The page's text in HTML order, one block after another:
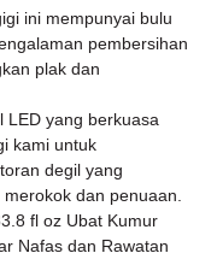
ini mempunyai bulu
pembersihan
plak dan
LED yang berkuasa
kami untuk
degil yang
dan penuaan.
fl oz Ubat Kumur
Nafas dan Rawatan